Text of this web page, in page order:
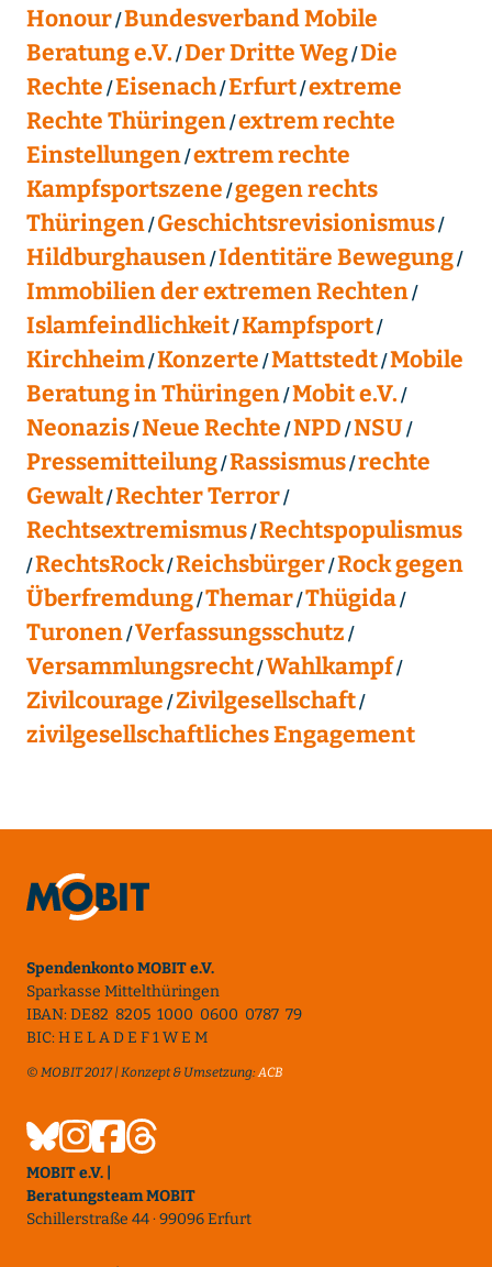
Honour Bundesverband Mobile
Beratung e.V. Der Dritte Weg Die
Rechte Eisenach Erfurt extreme
Rechte Thüringen extrem rechte
Einstellungen extrem rechte
Kampfsportszene gegen rechts
Thüringen Geschichtsrevisionismus
Hildburghausen Identitäre Bewegung
Immobilien der extremen Rechten
Islamfeindlichkeit Kampfsport
Kirchheim Konzerte Mattstedt Mobile
Beratung in Thüringen Mobit e.V.
Neonazis Neue Rechte NPD NSU
Pressemitteilung Rassismus rechte
Gewalt Rechter Terror
Rechtsextremismus Rechtspopulismus
RechtsRock Reichsbürger Rock gegen
Überfremdung Themar Thügida
Turonen Verfassungsschutz
Versammlungsrecht Wahlkampf
Zivilcourage Zivilgesellschaft
zivilgesellschaftliches Engagement
Spendenkonto MOBIT e.V.
Sparkasse Mittelthüringen
IBAN: DE82 8205 1000 0600 0787 79
BIC: H E L A D E F 1 W E M
© MOBIT 2017 | Konzept & Umsetzung:ACB
MOBIT e.V. |
Beratungsteam MOBIT
Schillerstraße 44 · 99096 Erfurt